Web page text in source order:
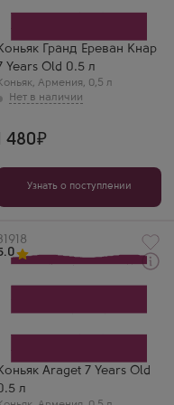
Гранд Ереван Кнар
Years Old 0.5 л
Коньяк, Армения, 0,5 л
Ереван
лет
480
Узнать о поступлении
Araget 7 Years Old
л
Производитель
Долина